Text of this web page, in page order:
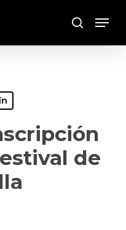
Buscar
Menu
de